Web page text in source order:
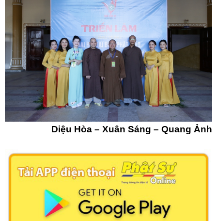
Diệu Hòa – Xuân Sáng – Quang Ảnh